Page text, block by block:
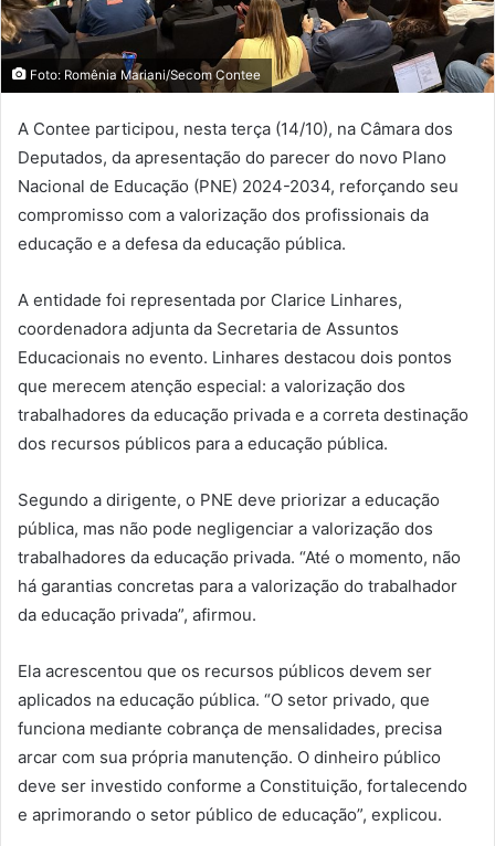
Foto: Romênia Mariani/Secom Contee
A Contee participou, nesta terça (14/10), na Câmara dos
Deputados, da apresentação do parecer do novo Plano
Nacional de Educação (PNE) 2024-2034, reforçando seu
compromisso com a valorização dos profissionais da
educação e a defesa da educação pública.
A entidade foi representada por Clarice Linhares,
coordenadora adjunta da Secretaria de Assuntos
Educacionais no evento. Linhares destacou dois pontos
que merecem atenção especial: a valorização dos
trabalhadores da educação privada e a correta destinação
dos recursos públicos para a educação pública.
Segundo a dirigente, o PNE deve priorizar a educação
pública, mas não pode negligenciar a valorização dos
trabalhadores da educação privada. “Até o momento, não
há garantias concretas para a valorização do trabalhador
da educação privada”, afirmou.
Ela acrescentou que os recursos públicos devem ser
aplicados na educação pública. “O setor privado, que
funciona mediante cobrança de mensalidades, precisa
arcar com sua própria manutenção. O dinheiro público
deve ser investido conforme a Constituição, fortalecendo
e aprimorando o setor público de educação”, explicou.